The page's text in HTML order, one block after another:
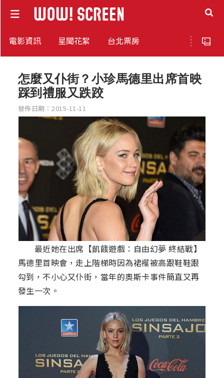
電影資訊 星聞花絮 台北票房
怎麼又仆街？小珍馬德里出席首映
踩到禮服又跌跤
發佈日期：2015-11-11
最近她在出席【飢餓遊戲：自由幻夢 終結戰】
馬德里首映會，走上階梯時因為裙襬被高跟鞋鞋跟
勾到，不小心又仆街，當年的奧斯卡事件簡直又再
發生一次。